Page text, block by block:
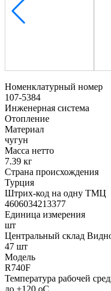
Номенклатурный номер
107-5384
Инженерная система
Отопление
Материал
чугун
Масса нетто
7.39 кг
Страна происхождения
Турция
Штрих-код на одну ТМЦ
4606034213377
Единица измерения
шт
Центральный склад
47 шт
Модель
R740F
Температура рабочей
до +120 oC